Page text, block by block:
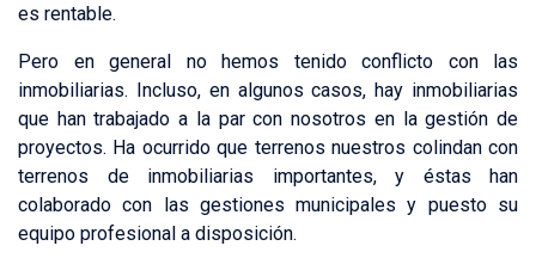
es rentable.
Pero en general no hemos tenido conflicto con las
inmobiliarias. Incluso, en algunos casos, hay inmobiliarias
que han trabajado a la par con nosotros en la gestión de
proyectos. Ha ocurrido que terrenos nuestros colindan con
terrenos de inmobiliarias importantes, y éstas han
colaborado con las gestiones municipales y puesto su
equipo profesional a disposición.